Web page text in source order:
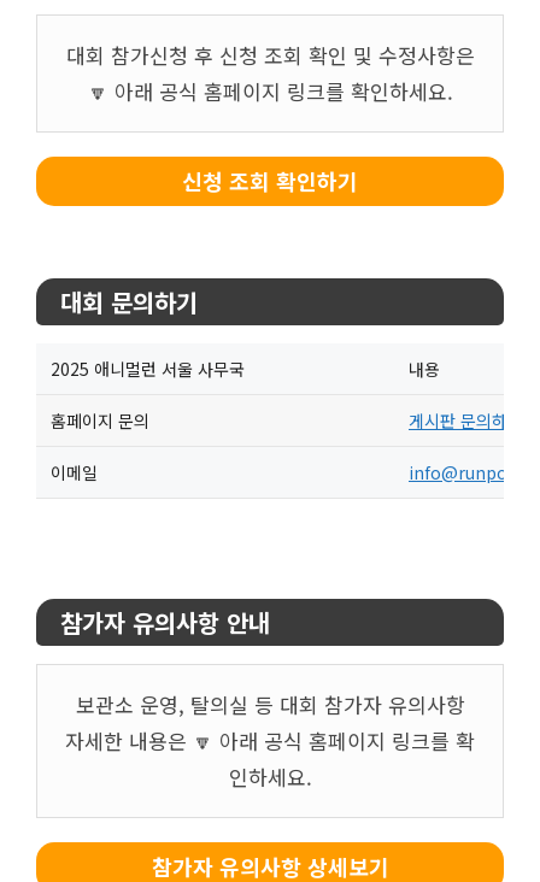
대회 참가신청 후 신청 조회 확인 및 수정사항은
🔽 아래 공식 홈페이지 링크를 확인하세요.
신청 조회 확인하기
대회 문의하기
2025 애니멀런 서울 사무국 내용
홈페이지 문의 게시판 문의하기
이메일
참가자 유의사항 안내
보관소 운영, 탈의실 등 대회 참가자 유의사항
자세한 내용은 🔽 아래 공식 홈페이지 링크를 확
인하세요.
참가자 유의사항 상세보기